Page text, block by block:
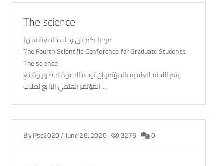
The science
مرحبا بكم في رحاب جامعة سبها
The Fourth Scientific Conference for Graduate Students
The science
يسر اللجنة العلمية بالمؤتمر إن توجه الدعوة لحضور وقائع
المؤتمر العلمي الرابع لطلاب …
ByPsc2020/June 26, 2020 3276 0